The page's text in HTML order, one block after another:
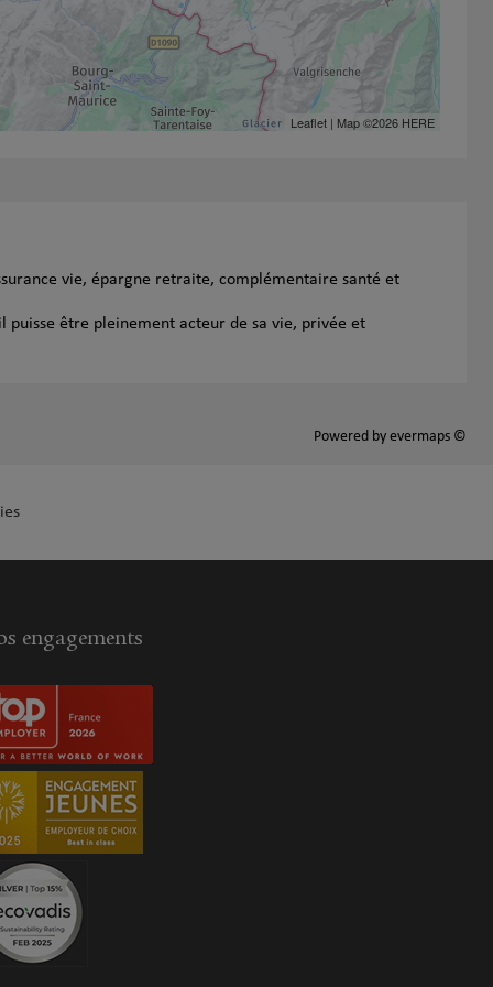
Leaflet| Map ©2026 HERE
vie, épargne retraite, complémentaire santé et
être pleinement acteur de sa vie, privée et
Powered by evermaps ©
engagements